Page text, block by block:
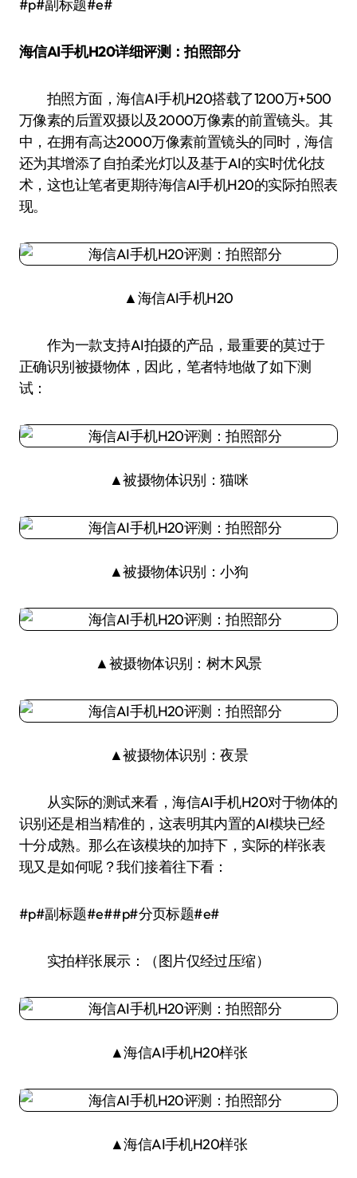
#p#副标题#e#
海信AI手机H20详细评测：拍照部分
拍照方面，海信AI手机H20搭载了1200万+500
万像素的后置双摄以及2000万像素的前置镜头。其
中，在拥有高达2000万像素前置镜头的同时，海信
还为其增添了自拍柔光灯以及基于AI的实时优化技
术，这也让笔者更期待海信AI手机H20的实际拍照表
现。
▲海信AI手机H20
作为一款支持AI拍摄的产品，最重要的莫过于
正确识别被摄物体，因此，笔者特地做了如下测
试：
▲被摄物体识别：猫咪
▲被摄物体识别：小狗
▲被摄物体识别：树木风景
▲被摄物体识别：夜景
从实际的测试来看，海信AI手机H20对于物体的
识别还是相当精准的，这表明其内置的AI模块已经
十分成熟。那么在该模块的加持下，实际的样张表
现又是如何呢？我们接着往下看：
#p#副标题#e##p#分页标题#e#
实拍样张展示：（图片仅经过压缩）
▲海信AI手机H20样张
▲海信AI手机H20样张